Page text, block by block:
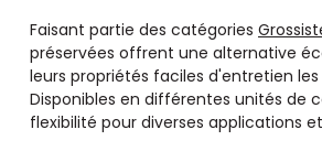
Faisant partie des catégories
préservées offrent une alternative
leurs propriétés faciles d'entretien
Disponibles en différentes unités de
flexibilité pour diverses applications